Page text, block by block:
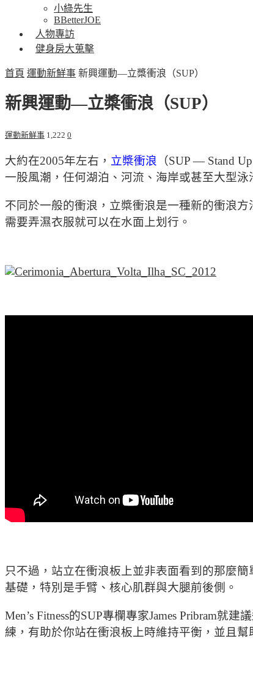
小綠先生
BBetterJOE
人物專訪
健身房大蒐擊
首頁 運動新鮮事 新興運動—立槳衝浪（SUP）
新興運動—立槳衝浪（SUP）
運動新鮮事 1,222 0
大約在2005年左右， 立槳衝浪 （SUP — Stand
一股風潮，任何湖泊、河流、海岸或甚至大型泳
不同於一般的衝浪，立槳衝浪是一種新的衝浪
需要弄濕衣服就可以在水面上划行。
只不過，站立在衝浪板上並非表面看到的那麼
基礎，特別是手臂、核心肌群與大腿前後側。
Men’s Fitness的SUP專欄專家James Pribram就
練，有助於你站在衝浪板上時維持平衡，並且